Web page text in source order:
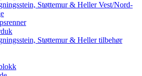
Støttemur & Heller Vest/Nord-
Støttemur & Heller tilbehør